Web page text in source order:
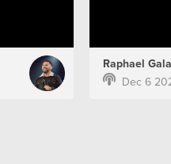
Raphael
Dec 6